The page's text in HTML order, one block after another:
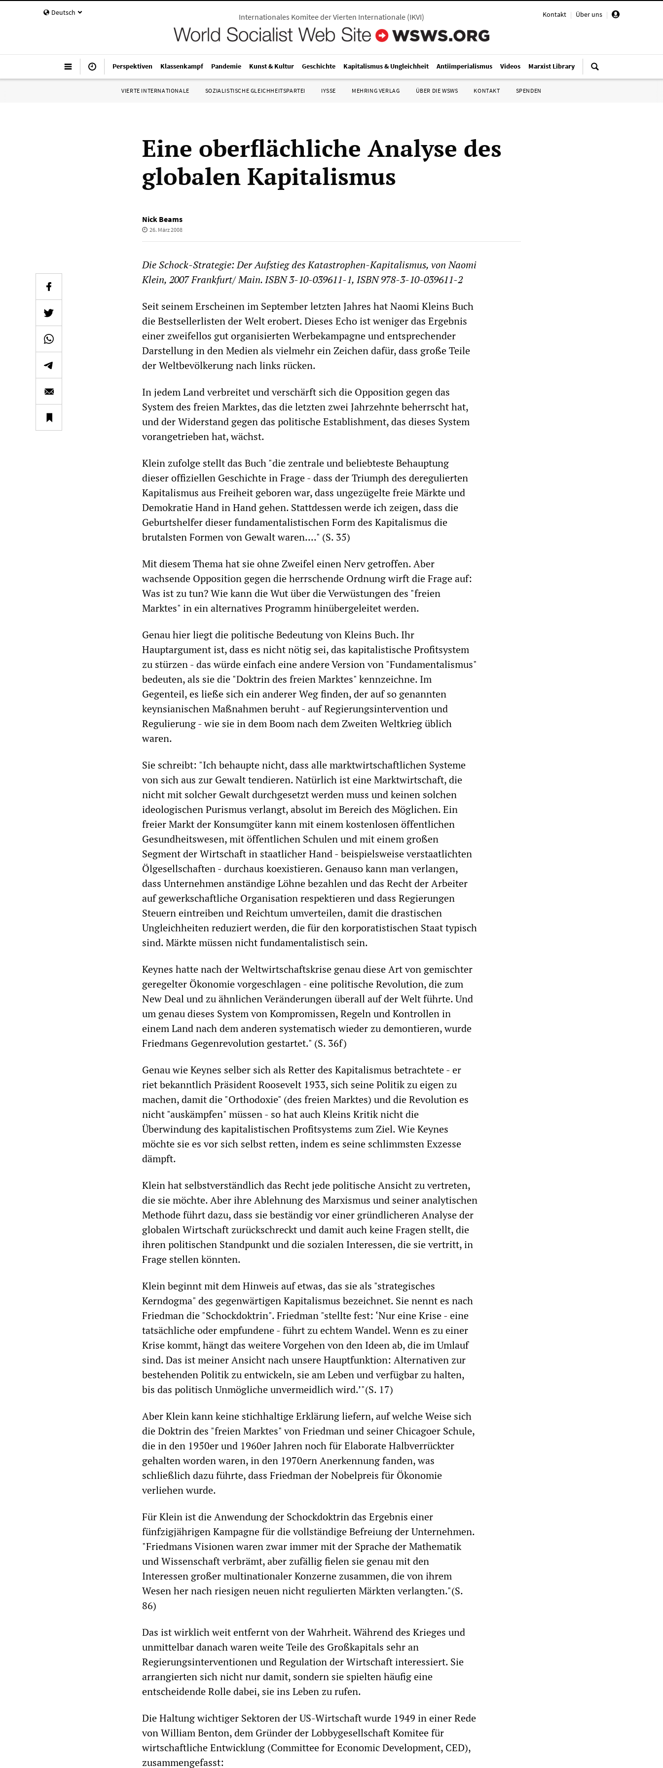
Deutsch Kontakt | Über uns |
Internationales Komitee der Vierten Internationale (IKVI)
Perspektiven Klassenkampf Pandemie Kunst & Kultur Geschichte Kapitalismus & Ungleichheit Antiimperialismus Videos Marxist Library
VIERTE INTERNATIONALE SOZIALISTISCHE GLEICHHEITSPARTEI IYSSE MEHRING VERLAG ÜBER DIE WSWS KONTAKT SPENDEN
Eine oberflächliche Analyse des
globalen Kapitalismus
Nick Beams
26. März 2008
Die Schock-Strategie: Der Aufstieg des Katastrophen-Kapitalismus, von Naomi
Klein, 2007 Frankfurt/ Main. ISBN 3-10-039611-1, ISBN 978-3-10-039611-2
Seit seinem Erscheinen im September letzten Jahres hat Naomi Kleins Buch
die Bestsellerlisten der Welt erobert. Dieses Echo ist weniger das Ergebnis
einer zweifellos gut organisierten Werbekampagne und entsprechender
Darstellung in den Medien als vielmehr ein Zeichen dafür, dass große Teile
der Weltbevölkerung nach links rücken.
In jedem Land verbreitet und verschärft sich die Opposition gegen das
System des freien Marktes, das die letzten zwei Jahrzehnte beherrscht hat,
und der Widerstand gegen das politische Establishment, das dieses System
vorangetrieben hat, wächst.
Klein zufolge stellt das Buch "die zentrale und beliebteste Behauptung
dieser offiziellen Geschichte in Frage - dass der Triumph des deregulierten
Kapitalismus aus Freiheit geboren war, dass ungezügelte freie Märkte und
Demokratie Hand in Hand gehen. Stattdessen werde ich zeigen, dass die
Geburtshelfer dieser fundamentalistischen Form des Kapitalismus die
brutalsten Formen von Gewalt waren...." (S. 35)
Mit diesem Thema hat sie ohne Zweifel einen Nerv getroffen. Aber
wachsende Opposition gegen die herrschende Ordnung wirft die Frage auf:
Was ist zu tun? Wie kann die Wut über die Verwüstungen des "freien
Marktes" in ein alternatives Programm hinübergeleitet werden.
Genau hier liegt die politische Bedeutung von Kleins Buch. Ihr
Hauptargument ist, dass es nicht nötig sei, das kapitalistische Profitsystem
zu stürzen - das würde einfach eine andere Version von "Fundamentalismus"
bedeuten, als sie die "Doktrin des freien Marktes" kennzeichne. Im
Gegenteil, es ließe sich ein anderer Weg finden, der auf so genannten
keynsianischen Maßnahmen beruht - auf Regierungsintervention und
Regulierung - wie sie in dem Boom nach dem Zweiten Weltkrieg üblich
waren.
Sie schreibt: "Ich behaupte nicht, dass alle marktwirtschaftlichen Systeme
von sich aus zur Gewalt tendieren. Natürlich ist eine Marktwirtschaft, die
nicht mit solcher Gewalt durchgesetzt werden muss und keinen solchen
ideologischen Purismus verlangt, absolut im Bereich des Möglichen. Ein
freier Markt der Konsumgüter kann mit einem kostenlosen öffentlichen
Gesundheitswesen, mit öffentlichen Schulen und mit einem großen
Segment der Wirtschaft in staatlicher Hand - beispielsweise verstaatlichten
Ölgesellschaften - durchaus koexistieren. Genauso kann man verlangen,
dass Unternehmen anständige Löhne bezahlen und das Recht der Arbeiter
auf gewerkschaftliche Organisation respektieren und dass Regierungen
Steuern eintreiben und Reichtum umverteilen, damit die drastischen
Ungleichheiten reduziert werden, die für den korporatistischen Staat typisch
sind. Märkte müssen nicht fundamentalistisch sein.
Keynes hatte nach der Weltwirtschaftskrise genau diese Art von gemischter
geregelter Ökonomie vorgeschlagen - eine politische Revolution, die zum
New Deal und zu ähnlichen Veränderungen überall auf der Welt führte. Und
um genau dieses System von Kompromissen, Regeln und Kontrollen in
einem Land nach dem anderen systematisch wieder zu demontieren, wurde
Friedmans Gegenrevolution gestartet." (S. 36f)
Genau wie Keynes selber sich als Retter des Kapitalismus betrachtete - er
riet bekanntlich Präsident Roosevelt 1933, sich seine Politik zu eigen zu
machen, damit die "Orthodoxie" (des freien Marktes) und die Revolution es
nicht "auskämpfen" müssen - so hat auch Kleins Kritik nicht die
Überwindung des kapitalistischen Profitsystems zum Ziel. Wie Keynes
möchte sie es vor sich selbst retten, indem es seine schlimmsten Exzesse
dämpft.
Klein hat selbstverständlich das Recht jede politische Ansicht zu vertreten,
die sie möchte. Aber ihre Ablehnung des Marxismus und seiner analytischen
Methode führt dazu, dass sie beständig vor einer gründlicheren Analyse der
globalen Wirtschaft zurückschreckt und damit auch keine Fragen stellt, die
ihren politischen Standpunkt und die sozialen Interessen, die sie vertritt, in
Frage stellen könnten.
Klein beginnt mit dem Hinweis auf etwas, das sie als "strategisches
Kerndogma" des gegenwärtigen Kapitalismus bezeichnet. Sie nennt es nach
Friedman die "Schockdoktrin". Friedman "stellte fest: ‘Nur eine Krise - eine
tatsächliche oder empfundene - führt zu echtem Wandel. Wenn es zu einer
Krise kommt, hängt das weitere Vorgehen von den Ideen ab, die im Umlauf
sind. Das ist meiner Ansicht nach unsere Hauptfunktion: Alternativen zur
bestehenden Politik zu entwickeln, sie am Leben und verfügbar zu halten,
bis das politisch Unmögliche unvermeidlich wird.’"(S. 17)
Aber Klein kann keine stichhaltige Erklärung liefern, auf welche Weise sich
die Doktrin des "freien Marktes" von Friedman und seiner Chicagoer Schule,
die in den 1950er und 1960er Jahren noch für Elaborate Halbverrückter
gehalten worden waren, in den 1970ern Anerkennung fanden, was
schließlich dazu führte, dass Friedman der Nobelpreis für Ökonomie
verliehen wurde.
Für Klein ist die Anwendung der Schockdoktrin das Ergebnis einer
fünfzigjährigen Kampagne für die vollständige Befreiung der Unternehmen.
"Friedmans Visionen waren zwar immer mit der Sprache der Mathematik
und Wissenschaft verbrämt, aber zufällig fielen sie genau mit den
Interessen großer multinationaler Konzerne zusammen, die von ihrem
Wesen her nach riesigen neuen nicht regulierten Märkten verlangten."(S.
86)
Das ist wirklich weit entfernt von der Wahrheit. Während des Krieges und
unmittelbar danach waren weite Teile des Großkapitals sehr an
Regierungsinterventionen und Regulation der Wirtschaft interessiert. Sie
arrangierten sich nicht nur damit, sondern sie spielten häufig eine
entscheidende Rolle dabei, sie ins Leben zu rufen.
Die Haltung wichtiger Sektoren der US-Wirtschaft wurde 1949 in einer Rede
von William Benton, dem Gründer der Lobbygesellschaft Komitee für
wirtschaftliche Entwicklung (Committee for Economic Development, CED),
zusammengefasst: